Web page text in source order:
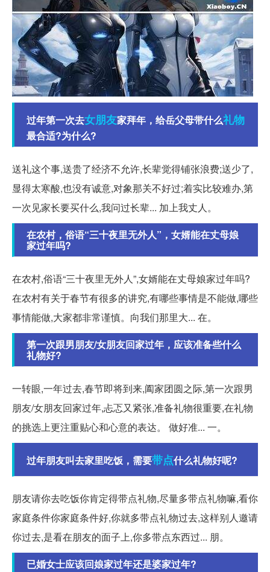
过年第一次去女朋友家拜年，给岳父母带什么礼物
最合适?为什么?
送礼这个事,送贵了经济不允许,长辈觉得铺张浪费;送少了,
显得太寒酸,也没有诚意,对象那关不好过;着实比较难办,第
一次见家长要买什么,我问过长辈... 加上我丈人。
在农村，俗语“三十夜里无外人”，女婿能在丈母娘
家过年吗?
在农村,俗语“三十夜里无外人”,女婿能在丈母娘家过年吗?
在农村有关于春节有很多的讲究,有哪些事情是不能做,哪些
事情能做,大家都非常谨慎。向我们那里大... 在。
第一次跟男朋友/女朋友回家过年，应该准备些什么
礼物好?
一转眼,一年过去,春节即将到来,阖家团圆之际,第一次跟男
朋友/女朋友回家过年,忐忑又紧张,准备礼物很重要,在礼物
的挑选上更注重贴心和心意的表达。 做好准... 一。
过年朋友叫去家里吃饭，需要带点什么礼物好呢?
朋友请你去吃饭你肯定得带点礼物,尽量多带点礼物嘛,看你
家庭条件你家庭条件好,你就多带点礼物过去,这样别人邀请
你过去,是看在朋友的面子上,你多带点东西过... 朋。
已婚女士应该回娘家过年还是婆家过年?